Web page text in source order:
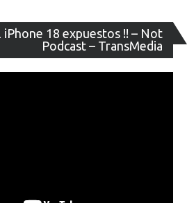
iPhone 18 expuestos !! – Not
Podcast – TransMedia
de